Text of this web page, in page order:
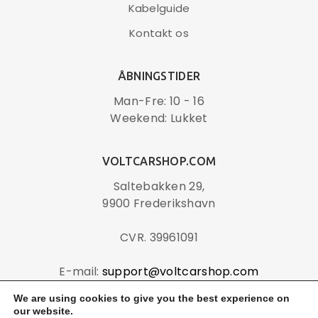
fleksibilitet, da det kan nå rundt om bilen
IP54 godkendt, så kablet kan bruges udendørs i al
Passer til mange asiatiske elbiler samt visse
Kabelguide
Kontakt os
ÅBNINGSTIDER
Man-Fre: 10 - 16
Weekend: Lukket
VOLTCARSHOP.COM
Saltebakken 29,
9900 Frederikshavn
CVR. 39961091
E-mail: support@voltcarshop.com
We are using cookies to give you the best experience on
our website.